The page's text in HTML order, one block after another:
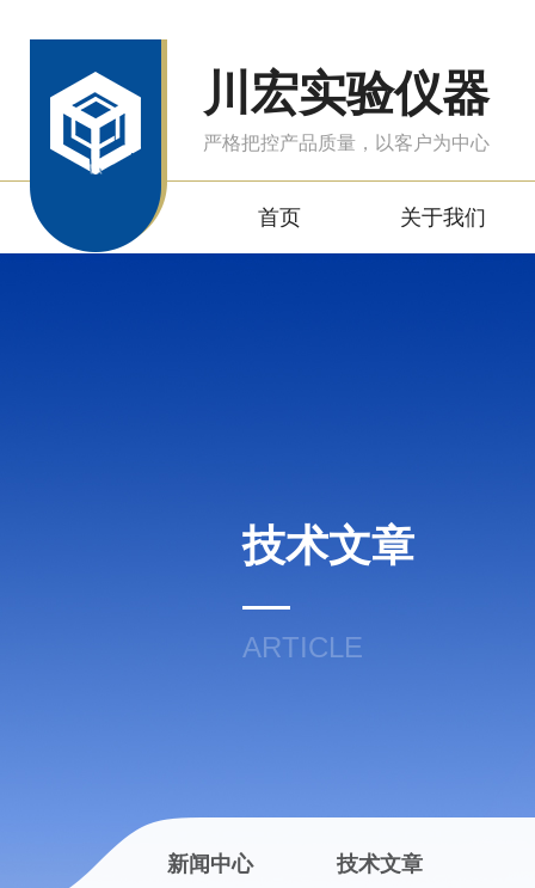
川宏实验仪器
严格把控产品质量，以客户为中心
首页 关于我们
技术文章
ARTICLE
新闻中心 技术文章